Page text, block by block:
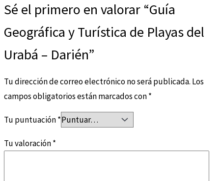
Sé el primero en valorar “Guía
Geográfica y Turística de Playas del
Urabá – Darién”
Tu dirección de correo electrónico no será publicada. Los
campos obligatorios están marcados con*
Tu puntuación*
Tu valoración*